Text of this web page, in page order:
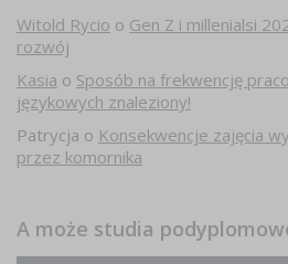
Witold Rycio o Gen Z i millenialsi
rozwój
Kasia o Sposób na frekwencję
językowych znaleziony!
Patrycja o Konsekwencje zajęcia
przez komornika
A może studia